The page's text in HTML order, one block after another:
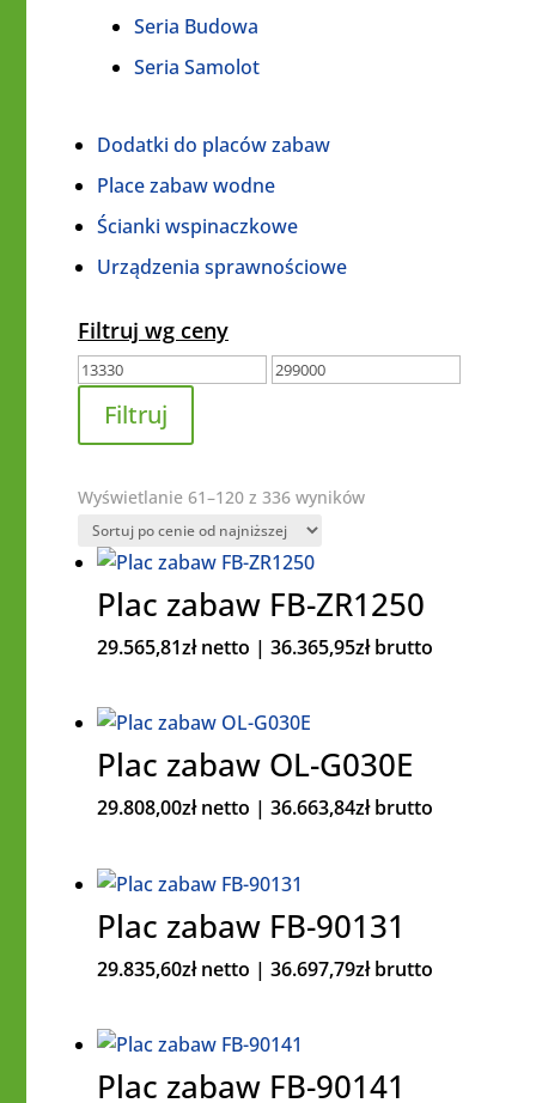
Seria Budowa
Seria Samolot
Dodatki do placów zabaw
Place zabaw wodne
Ścianki wspinaczkowe
Urządzenia sprawnościowe
Filtruj wg ceny
Cena
Cena
Filtruj
Wyświetlanie 61–120 z 336 wynikówPosortowane
od
do
Plac zabaw FB-ZR1250
29.565,81zł netto | 36.365,95złbrutto
Plac zabaw OL-G030E
29.808,00zł netto | 36.663,84złbrutto
Plac zabaw FB-90131
29.835,60zł netto | 36.697,79złbrutto
Plac zabaw FB-90141